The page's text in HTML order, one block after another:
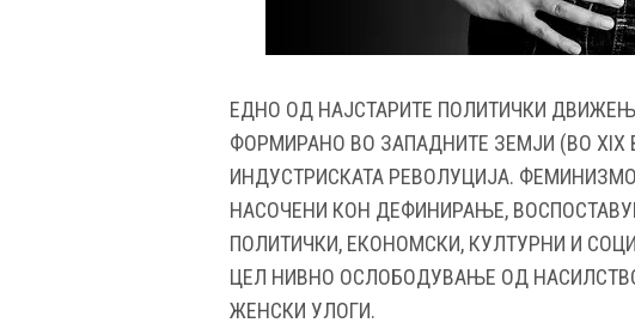
ЕДНО ОД НАЈСТАРИТЕ ПОЛИТИЧКИ
ФОРМИРАНО ВО ЗАПАДНИТЕ ЗЕМЈИ (ВО
ИНДУСТРИСКАТА РЕВОЛУЦИЈА.
НАСОЧЕНИ КОН ДЕФИНИРАЊЕ,
ПОЛИТИЧКИ, ЕКОНОМСКИ, КУЛТУРНИ И
ЦЕЛ НИВНО ОСЛОБОДУВАЊЕ ОД
ЖЕНСКИ УЛОГИ.